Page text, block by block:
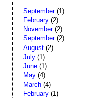
September(1)
February (2)
November(2)
September(2)
August (2)
July (1)
June (1)
May (4)
March (4)
February (1)